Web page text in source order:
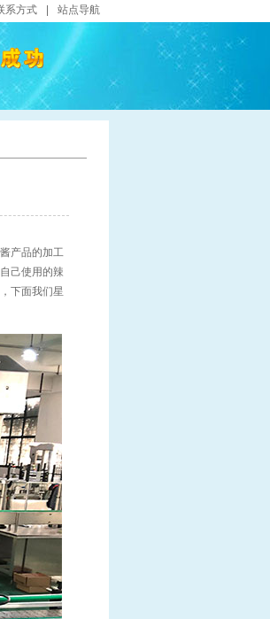
系方式 站点导航
产品的加工
己使用的辣
下面我们星